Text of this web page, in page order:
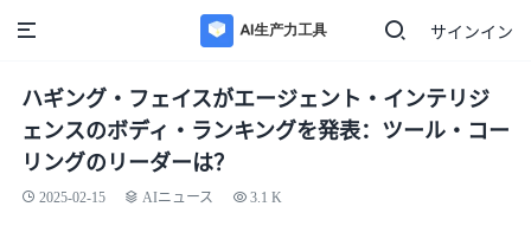
サインイン
ハギング・フェイスがエージェント・インテリジ
ェンスのボディ・ランキングを発表：ツール・コー
リングのリーダーは？
2025-02-15 AIニュース 3.1 K